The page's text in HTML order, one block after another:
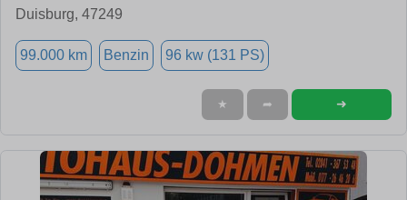
Duisburg, 47249
99.000 km Benzin 96 kw (131 PS)
★ ➦ ➜